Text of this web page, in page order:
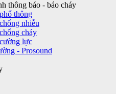
thông báo - báo cháy
thông
nhiễu
cháy
lực
- Prosound